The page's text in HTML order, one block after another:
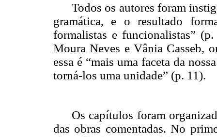
Todos os autores foram
gramática, e o resultado
formalistas e funcionalistas”
Moura Neves e Vânia Casseb,
essa é “mais uma faceta da
torná-los uma unidade” (p. 11).
Os capítulos foram
das obras comentadas. No